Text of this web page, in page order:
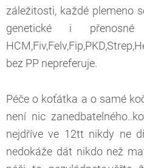
záležitosti, každé plemeno
genetické i
bez PP nepreferuje.
Péče o koťátka a o samé
není nic
nejdříve ve 12tt nikdy ne
nedokáže dát nikdo než